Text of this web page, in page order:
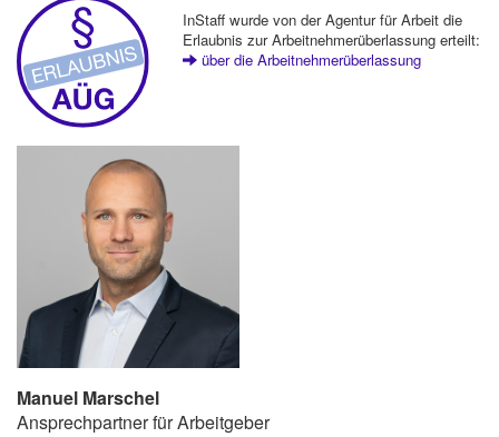
InStaff wurde von der Agentur für Arbeit die
Erlaubnis zur Arbeitnehmerüberlassung erteilt:
über die Arbeitnehmerüberlassung
Manuel Marschel
Ansprechpartner für Arbeitgeber